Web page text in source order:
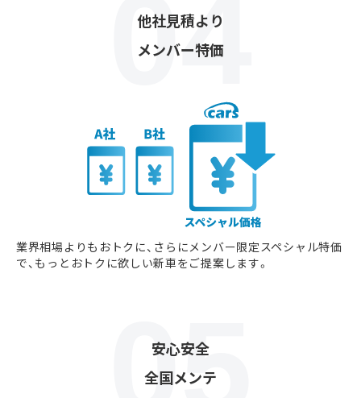
他社見積より
メンバー特価
業界相場よりもおトクに、さらにメンバー限定スペシャル特価
で、もっとおトクに欲しい新車をご提案します。
安心安全
全国メンテ